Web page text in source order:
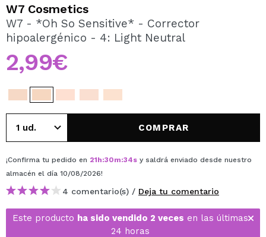
Al crear una cuenta en Maquillalia.com podrás realizar
tus compras rápidamente, revisar el estado de tus
CREAR CUENTA
W7 Cosmetics
W7 - *Oh So Sensitive* - Corrector
hipoalergénico - 4: Light Neutral
2,99€
COMPRAR
¡Confirma tu pedido en 21h:30m:34s y saldrá enviado desde nuestro
almacén el día 10/08/2026!
4 comentario(s) / Deja tu comentario
Este producto ha sido vendido 2 veces en las últimas
24 horas